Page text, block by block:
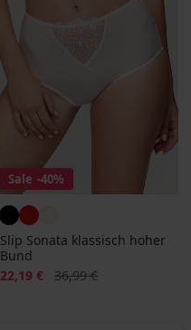
Sale -40%
Slip Sonata klassisch hoher
Bund
Rabatt
22,19 € Alter Preis
36,99 €